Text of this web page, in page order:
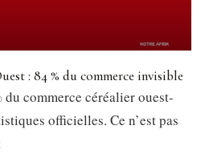
: 84 % du commerce invisible
du commerce céréalier ouest-
officielles. Ce n’est pas